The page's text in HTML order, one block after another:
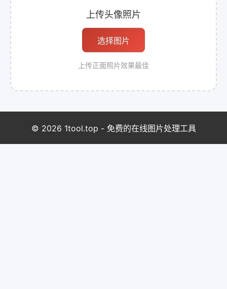
上传头像照片
选择图片
上传正面照片效果最佳
© 2026 1tool.top - 免费的在线图片处理工具